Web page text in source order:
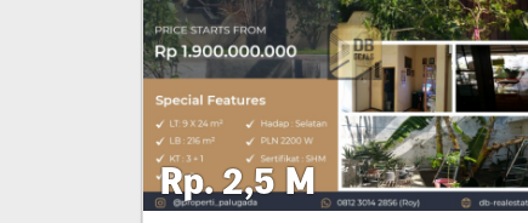
Rp. 2,5 M